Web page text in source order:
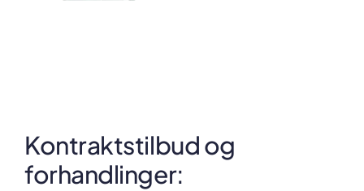
Kontraktstilbud og
forhandlinger: